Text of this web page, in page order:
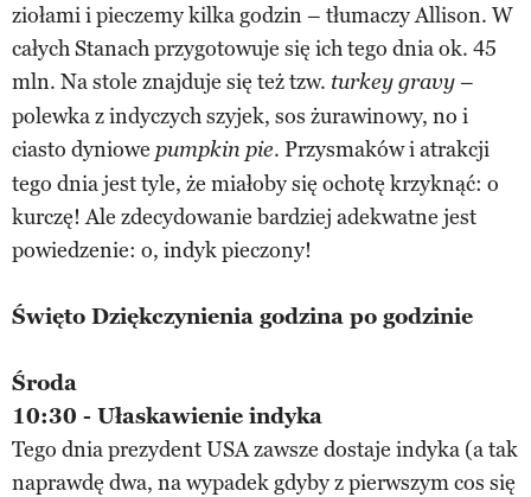
ziołami i pieczemy kilka godzin – tłumaczy Allison. W
całych Stanach przygotowuje się ich tego dnia ok. 45
mln. Na stole znajduje się też tzw. turkey gravy–
polewka z indyczych szyjek, sos żurawinowy, no i
ciasto dyniowe pumpkin pie. Przysmaków i atrakcji
tego dnia jest tyle, że miałoby się ochotę krzyknąć: o
kurczę! Ale zdecydowanie bardziej adekwatne jest
powiedzenie: o, indyk pieczony!
Święto Dziękczynienia godzina po godzinie
Środa
10:30 - Ułaskawienie indyka
Tego dnia prezydent USA zawsze dostaje indyka (a tak
naprawdę dwa, na wypadek gdyby z pierwszym cos się